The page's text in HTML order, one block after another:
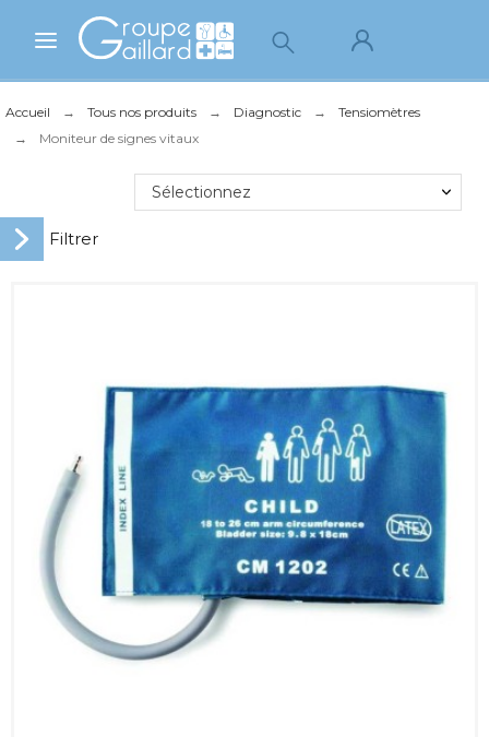
Accueil Tous nos produits Diagnostic
Tensiomètres
Moniteur de signes vitaux
Sélectionnez